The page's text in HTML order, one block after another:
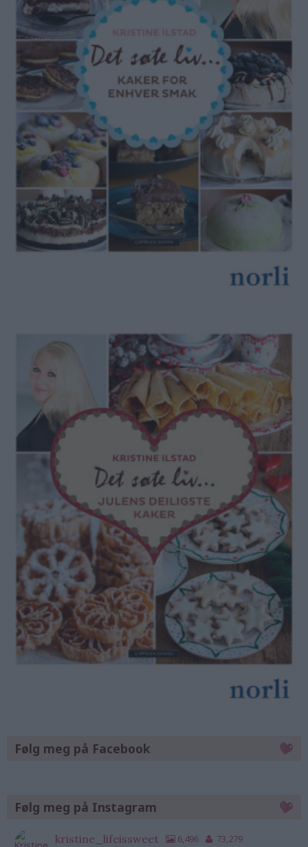
Følg meg på Facebook
Følg meg på Instagram
kristine_lifeissweet 6,496
73,279